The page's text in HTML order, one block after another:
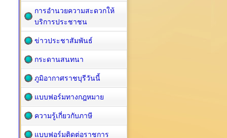
การอำนวยความสะดวกให้
บริการประชาชน
ข่าวประชาสัมพันธ์
กระดานสนทนา
ภูมิอากาศราชบุรีวันนี้
แบบฟอร์มทางกฎหมาย
ความรู้เกี่ยวกับภาษี
แบบฟอร์มติดต่อราชการ